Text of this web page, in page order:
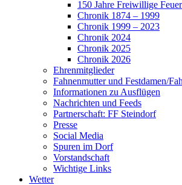
150 Jahre Freiwillige
Chronik 1874 – 1999
Chronik 1999 – 2023
Chronik 2024
Chronik 2025
Chronik 2026
Ehrenmitglieder
Fahnenmutter und Festdamen/
Informationen zu Ausflügen
Nachrichten und Feeds
Partnerschaft: FF Steindorf
Presse
Social Media
Spuren im Dorf
Vorstandschaft
Wichtige Links
Wetter